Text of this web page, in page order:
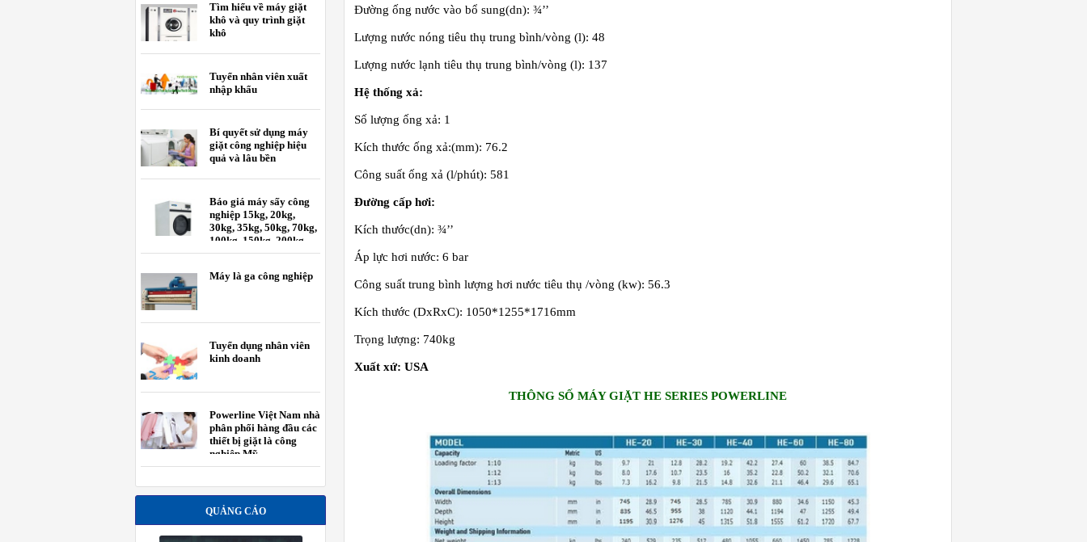
Tìm hiểu về máy giặt
khô và quy trình giặt
khô
Tuyển nhân viên xuất
nhập khẩu
Bí quyết sử dụng máy
giặt công nghiệp hiệu
quả và lâu bền
Báo giá máy sấy công
nghiệp 15kg, 20kg,
30kg, 35kg, 50kg, 70kg,
100kg, 150kg, 200kg
Máy là ga công nghiệp
Tuyển dụng nhân viên
kinh doanh
Powerline Việt Nam nhà
phân phối hàng đầu các
thiết bị giặt là công
nghiệp Mỹ.
QUẢNG CÁO
Đường ống nước vào bổ sung(dn): ¾’’
Lượng nước nóng tiêu thụ trung bình/vòng (l): 48
Lượng nước lạnh tiêu thụ trung bình/vòng (l): 137
Hệ thống xả:
Số lượng ống xả: 1
Kích thước ống xả:(mm): 76.2
Công suất ống xả (l/phút): 581
Đường cấp hơi:
Kích thước(dn): ¾’’
Áp lực hơi nước: 6 bar
Công suất trung bình lượng hơi nước tiêu thụ /vòng (kw): 56.3
Kích thước (DxRxC): 1050*1255*1716mm
Trọng lượng: 740kg
Xuất xứ: USA
THÔNG SỐ MÁY GIẶT HE SERIES POWERLINE